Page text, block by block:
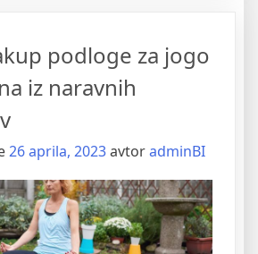
podloge za jogo
iz naravnih
26 aprila, 2023avtoradminBI